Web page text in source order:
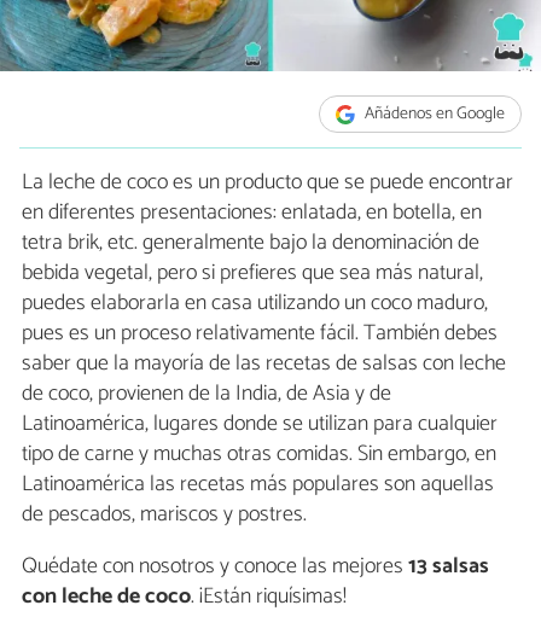
Añádenos en Google
La leche de coco es un producto que se puede encontrar
en diferentes presentaciones: enlatada, en botella, en
tetra brik, etc. generalmente bajo la denominación de
bebida vegetal, pero si prefieres que sea más natural,
puedes elaborarla en casa utilizando un coco maduro,
pues es un proceso relativamente fácil. También debes
saber que la mayoría de las recetas de salsas con leche
de coco, provienen de la India, de Asia y de
Latinoamérica, lugares donde se utilizan para cualquier
tipo de carne y muchas otras comidas. Sin embargo, en
Latinoamérica las recetas más populares son aquellas
de pescados, mariscos y postres.
Quédate con nosotros y conoce las mejores13 salsas
con leche de coco. ¡Están riquísimas!